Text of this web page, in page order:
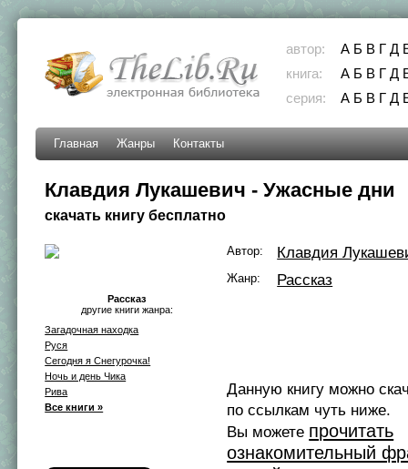
автор: А Б В Г Д
книга:
А Б В Г Д
серия:
А Б В Г Д
Главная Жанры Контакты
Клавдия Лукашевич - Ужасные дни
скачать книгу бесплатно
Рассказ
другие книги жанра:
Загадочная находка
Руся
Сегодня я Снегурочка!
Ночь и день Чика
Рива
Все книги »
Автор: Клавдия
Жанр: Рассказ
Данную книгу можно
по ссылкам чуть ниже.
Вы можете прочитать
ознакомительный